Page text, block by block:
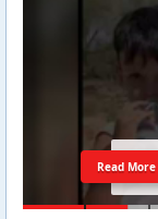
Read More